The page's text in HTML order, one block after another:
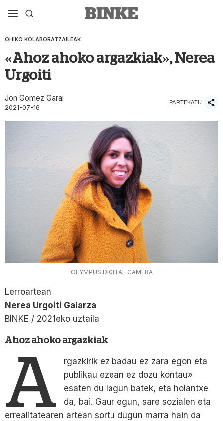
OHIKO KOLABORATZAILEAK
«Ahoz ahoko argazkiak», Nerea
Urgoiti
Jon Gomez Garai
2021-07-16
PARTEKATU
OLYMPUS DIGITAL CAMERA
Lerroartean
Nerea Urgoiti Galarza
BINKE / 2021eko uztaila
Ahoz ahoko argazkiak
A
rgazkirik ez badau ez zara egon eta
publikau ezean ez dozu kontau»
esaten du lagun batek, eta holantxe
da, bai. Gaur egun, sare sozialen eta
errealitatearen artean sortu dugun marra hain da